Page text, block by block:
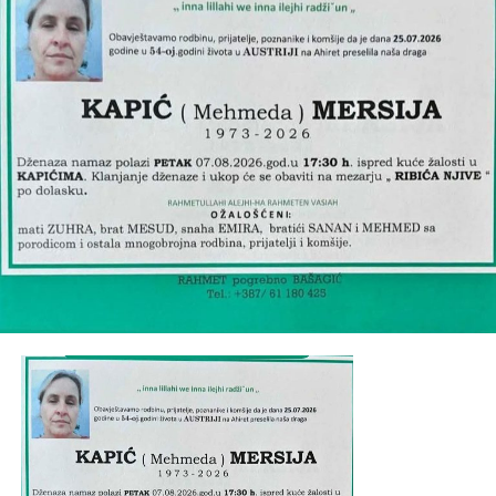
Ramiz, tetišne Aida, Admana, Arijana i Mirza
Mersad i Senad, ujnaŠemsate porodiceĆoralić, Šišić,
Dobridoli, Muminović, Porčić
rodbina, prijatelji i komšije.
Tweet Share
Mail